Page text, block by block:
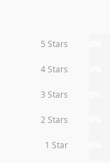
5 Stars
4 Stars
3 Stars
2 Stars
1 Star